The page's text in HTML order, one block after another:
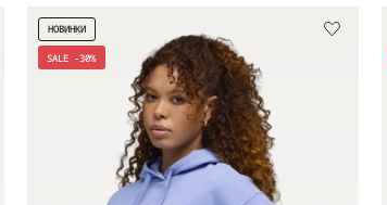
SALE -30%
НОВИНКИ